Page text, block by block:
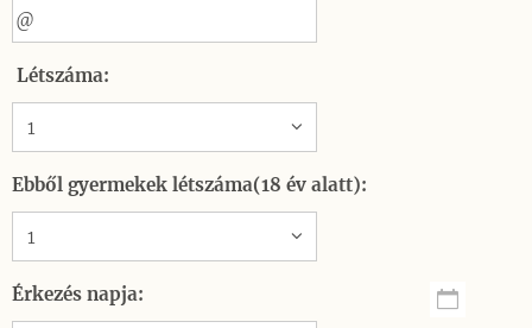
Létszáma:
Ebből gyermekek létszáma(18 év alatt):
Érkezés napja: